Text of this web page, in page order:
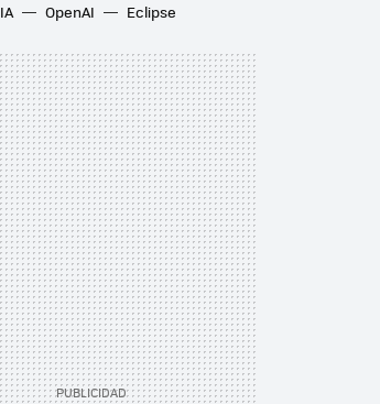
IA OpenAI Eclipse